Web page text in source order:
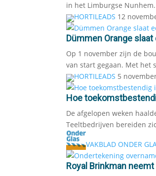
in het Limburgse
HORTILEADS 12
Dümmen Orange
Op 1 november zijn de
van start gegaan. Met het
HORTILEADS 5
Hoe
De afgelopen weken
Teeltbedrijven bereiden
VAKBLAD ONDER
Royal Brinkman